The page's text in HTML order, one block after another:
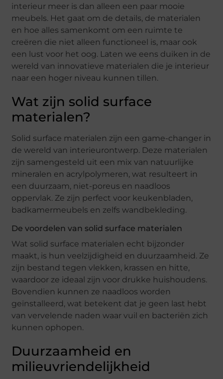
interieur meer is dan alleen een paar mooie
meubels. Het gaat om de details, de materialen
en hoe alles samenkomt om een ruimte te
creëren die niet alleen functioneel is, maar ook
een lust voor het oog. Laten we eens duiken in de
wereld van innovatieve materialen die je interieur
naar een hoger niveau kunnen tillen.
Wat zijn solid surface
materialen?
Solid surface materialen zijn een game-changer in
de wereld van interieurontwerp. Deze materialen
zijn samengesteld uit een mix van natuurlijke
mineralen en acrylpolymeren, wat resulteert in
een duurzaam, niet-poreus en naadloos
oppervlak. Ze zijn perfect voor keukenbladen,
badkamermeubels en zelfs wandbekleding.
De voordelen van solid surface materialen
Wat solid surface materialen echt bijzonder
maakt, is hun veelzijdigheid en duurzaamheid. Ze
zijn bestand tegen vlekken, krassen en hitte,
waardoor ze ideaal zijn voor drukke huishoudens.
Bovendien kunnen ze naadloos worden
geïnstalleerd, wat betekent dat je geen last hebt
van vervelende naden waar vuil en bacteriën zich
kunnen ophopen.
Duurzaamheid en
milieuvriendelijkheid